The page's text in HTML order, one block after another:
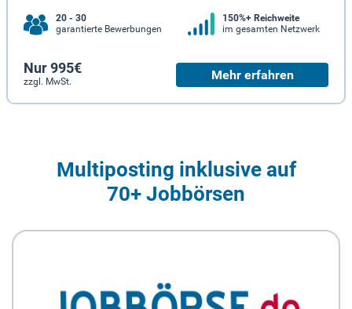
20 - 30
garantierte Bewerbungen
150%+ Reichweite
im gesamten Netzwerk
Nur 995€
zzgl. MwSt. Mehr erfahren
Multiposting inklusive auf
70+ Jobbörsen